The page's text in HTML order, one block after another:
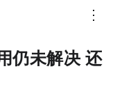
仍未解决 还